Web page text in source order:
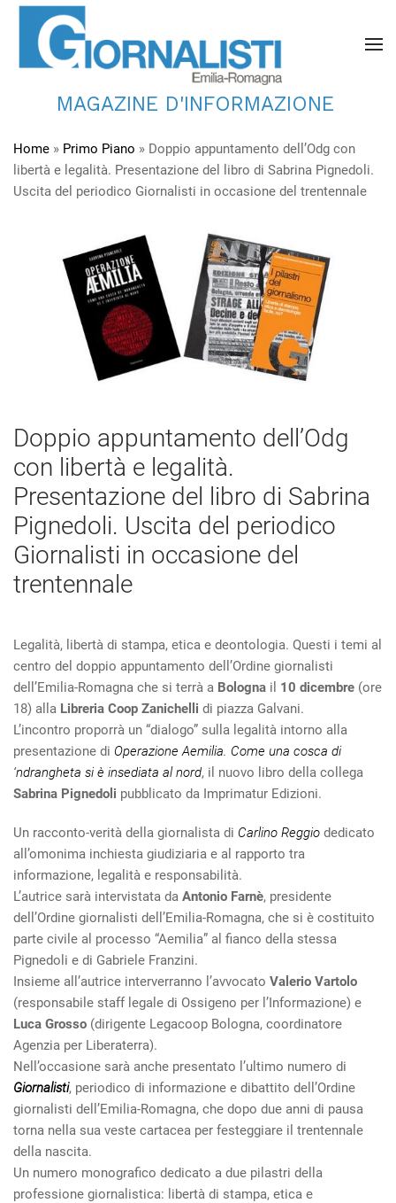
MAGAZINE D'INFORMAZIONE
Home » Primo Piano » Doppio appuntamento dell’Odg con
libertà e legalità. Presentazione del libro di Sabrina Pignedoli.
Uscita del periodico Giornalisti in occasione del trentennale
Doppio appuntamento dell’Odg
con libertà e legalità.
Presentazione del libro di Sabrina
Pignedoli. Uscita del periodico
Giornalisti in occasione del
trentennale
Legalità, libertà di stampa, etica e deontologia. Questi i temi al
centro del doppio appuntamento dell’Ordine giornalisti
dell’Emilia-Romagna che si terrà a Bologna il 10 dicembre (ore
18) alla Libreria Coop Zanichelli di piazza Galvani.
L’incontro proporrà un “dialogo” sulla legalità intorno alla
presentazione di Operazione Aemilia. Come una cosca di
‘ndrangheta si è insediata al nord, il nuovo libro della collega
Sabrina Pignedoli pubblicato da Imprimatur Edizioni.
Un racconto-verità della giornalista di Carlino Reggio dedicato
all’omonima inchiesta giudiziaria e al rapporto tra
informazione, legalità e responsabilità.
L’autrice sarà intervistata da Antonio Farnè, presidente
dell’Ordine giornalisti dell’Emilia-Romagna, che si è costituito
parte civile al processo “Aemilia” al fianco della stessa
Pignedoli e di Gabriele Franzini.
Insieme all’autrice interverranno l’avvocato Valerio Vartolo
(responsabile staff legale di Ossigeno per l’Informazione) e
Luca Grosso (dirigente Legacoop Bologna, coordinatore
Agenzia per Liberaterra).
Nell’occasione sarà anche presentato l’ultimo numero di
Giornalisti, periodico di informazione e dibattito dell’Ordine
giornalisti dell’Emilia-Romagna, che dopo due anni di pausa
torna nella sua veste cartacea per festeggiare il trentennale
della nascita.
Un numero monografico dedicato a due pilastri della
professione giornalistica: libertà di stampa, etica e